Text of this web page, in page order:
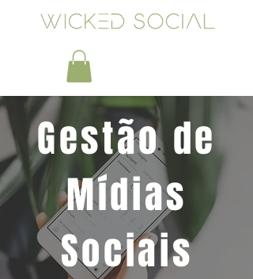
Gestão de
Mídias
Sociais